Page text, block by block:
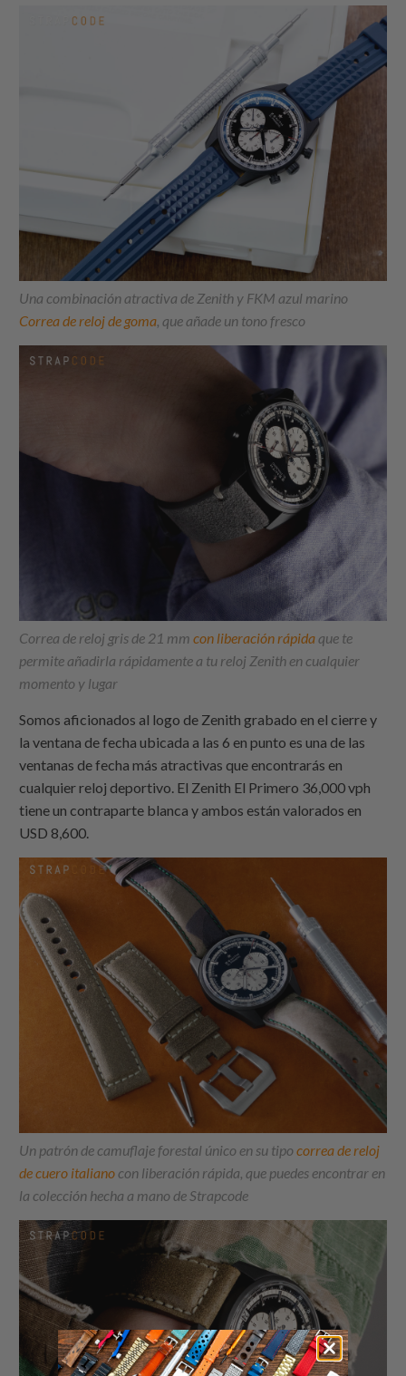
Una combinación atractiva de Zenith y FKM azul marino
Correa de reloj de goma, que añade un tono fresco
Correa de reloj gris de 21 mmcon liberación rápidaque te
permite añadirla rápidamente a tu reloj Zenith en cualquier
momento y lugar
Somos aficionados al logo de Zenith grabado en el cierre y
la ventana de fecha ubicada a las 6 en punto es una de las
ventanas de fecha más atractivas que encontrarás en
cualquier reloj deportivo. El Zenith El Primero 36,000 vph
tiene un contraparte blanca y ambos están valorados en
USD 8,600.
Un patrón de camuflaje forestal único en su tipocorrea de reloj
de cuero italiano con liberación rápida, que puedes encontrar en
la colección hecha a mano deStrapcode